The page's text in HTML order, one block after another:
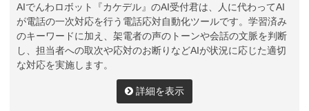
AIでんわロボット『カケデル』のAI受付君は、人に代わってAI
が電話の一次対応を行う電話応対自動化ツールです。学習済み
のキーワードに加え、架電者の声のトーンや会話の文脈を判断
し、担当者への取次や応対のお断りなどAIが状況に応じた適切
な対応を実施します。
詳細を表示